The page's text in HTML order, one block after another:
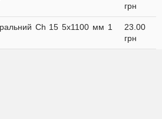
грн
Ch 15 5х1100 мм 1
23.00
грн